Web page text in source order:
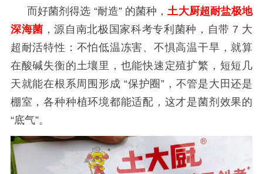
而好菌剂得选 “耐造” 的菌种， 土大厨超耐盐极地
深海菌 ，源自南北极国家科考专利菌种，自带 7 大
超耐活特性：不怕低温冻害、不惧高温干旱，就算
在酸碱失衡的土壤里，也能快速定殖扩繁，短短几
天就能在根系周围形成 “保护圈”，不管是大田还是
棚室，各种种植环境都能适配，这才是菌剂效果的
“底气”。